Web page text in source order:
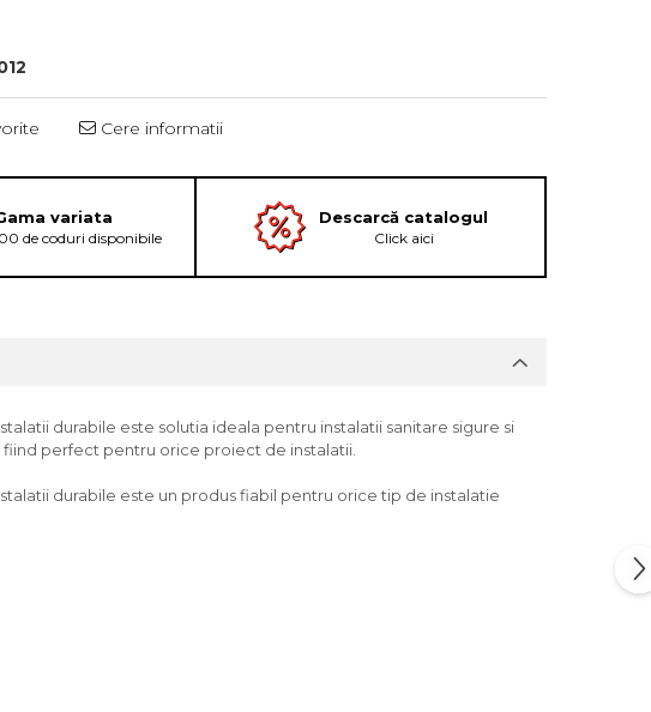
Cere informatii
variata
de coduri disponibile
Descarcă catalogul
Click aici
durabile este solutia ideala pentru instalatii sanitare sigure si
perfect pentru orice proiect de instalatii.
durabile este un produs fiabil pentru orice tip de instalatie